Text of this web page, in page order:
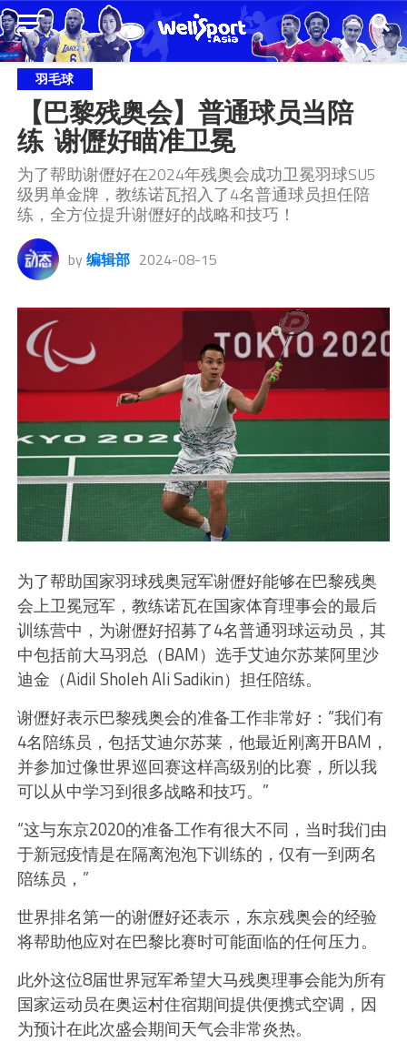
羽毛球
【巴黎残奥会】普通球员当陪
练  谢儮好瞄准卫冕
为了帮助谢儮好在2024年残奥会成功卫冕羽球SU5
级男单金牌，教练诺瓦招入了4名普通球员担任陪
练，全方位提升谢儮好的战略和技巧！
by 编辑部 2024-08-15
为了帮助国家羽球残奥冠军谢儮好能够在巴黎残奥
会上卫冕冠军，教练诺瓦在国家体育理事会的最后
训练营中，为谢儮好招募了4名普通羽球运动员，其
中包括前大马羽总（BAM）选手艾迪尔苏莱阿里沙
迪金（Aidil Sholeh Ali Sadikin）担任陪练。
谢儮好表示巴黎残奥会的准备工作非常好：“我们有
4名陪练员，包括艾迪尔苏莱，他最近刚离开BAM，
并参加过像世界巡回赛这样高级别的比赛，所以我
可以从中学习到很多战略和技巧。”
“这与东京2020的准备工作有很大不同，当时我们由
于新冠疫情是在隔离泡泡下训练的，仅有一到两名
陪练员，”
世界排名第一的谢儮好还表示，东京残奥会的经验
将帮助他应对在巴黎比赛时可能面临的任何压力。
此外这位8届世界冠军希望大马残奥理事会能为所有
国家运动员在奥运村住宿期间提供便携式空调，因
为预计在此次盛会期间天气会非常炎热。